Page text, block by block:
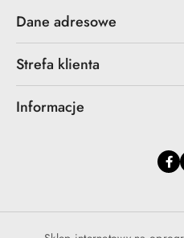
Dane adresowe
Strefa klienta
Informacje